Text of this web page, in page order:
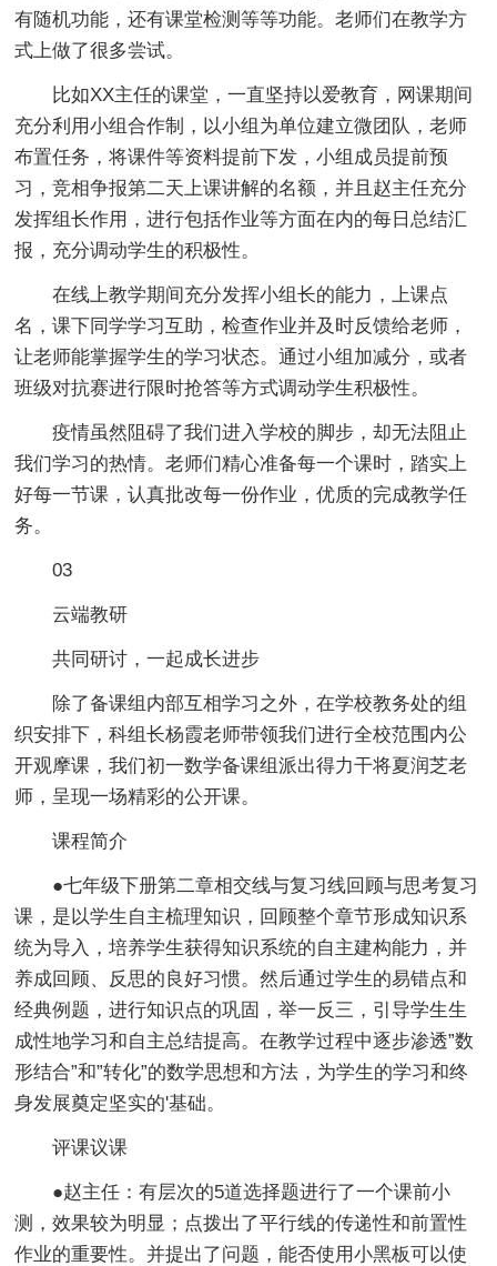
有随机功能，还有课堂检测等等功能。老师们在教学方
式上做了很多尝试。
比如XX主任的课堂，一直坚持以爱教育，网课期间
充分利用小组合作制，以小组为单位建立微团队，老师
布置任务，将课件等资料提前下发，小组成员提前预
习，竞相争报第二天上课讲解的名额，并且赵主任充分
发挥组长作用，进行包括作业等方面在内的每日总结汇
报，充分调动学生的积极性。
在线上教学期间充分发挥小组长的能力，上课点
名，课下同学学习互助，检查作业并及时反馈给老师，
让老师能掌握学生的学习状态。通过小组加减分，或者
班级对抗赛进行限时抢答等方式调动学生积极性。
疫情虽然阻碍了我们进入学校的脚步，却无法阻止
我们学习的热情。老师们精心准备每一个课时，踏实上
好每一节课，认真批改每一份作业，优质的完成教学任
务。
03
云端教研
共同研讨，一起成长进步
除了备课组内部互相学习之外，在学校教务处的组
织安排下，科组长杨霞老师带领我们进行全校范围内公
开观摩课，我们初一数学备课组派出得力干将夏润芝老
师，呈现一场精彩的公开课。
课程简介
●七年级下册第二章相交线与复习线回顾与思考复习
课，是以学生自主梳理知识，回顾整个章节形成知识系
统为导入，培养学生获得知识系统的自主建构能力，并
养成回顾、反思的良好习惯。然后通过学生的易错点和
经典例题，进行知识点的巩固，举一反三，引导学生生
成性地学习和自主总结提高。在教学过程中逐步渗透”数
形结合”和”转化”的数学思想和方法，为学生的学习和终
身发展奠定坚实的'基础。
评课议课
●赵主任：有层次的5道选择题进行了一个课前小
测，效果较为明显；点拨出了平行线的传递性和前置性
作业的重要性。并提出了问题，能否使用小黑板可以使